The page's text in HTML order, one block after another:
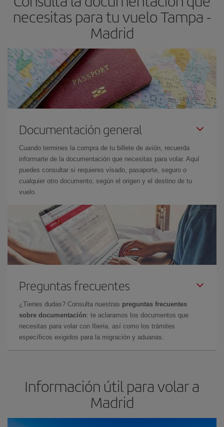
las fechas y los horarios del viaje un poco abiertos, podráselegir
el precio más barato.
necesitas para tu vuelo Tampa -
Madrid
Documentación general
Cuando termines la compra de tu billete de avión, recuerda
informarte de la documentación que necesitas para volar. Aquí
puedes consultar si requieres visado, pasaporte, seguro o
cualquier otro documento, según el origen y el destino de tu
vuelo.
Preguntas frecuentes
¿Tienes dudas? Consulta nuestras preguntas frecuentes
sobre documentación: te aclaramos los documentos que
necesitas para volar con Iberia, así como los trámites
específicos exigidos para la migración y aduanas.
Información útil para volar a
Madrid